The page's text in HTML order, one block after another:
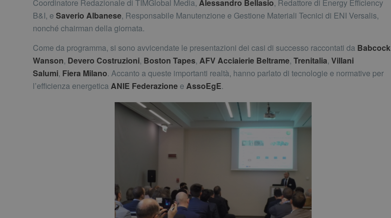
Coordinatore Redazionale di TIMGlobal Media, Alessandro Bellasio, Redattore di Energy Efficiency
B&I, e Saverio Albanese, Responsabile Manutenzione e Gestione Materiali Tecnici di ENI Versalis,
nonché chairman della giornata.
Come da programma, si sono avvicendate le presentazioni dei casi di successo raccontati da Babcock
Wanson, Devero Costruzioni, Boston Tapes, AFV Acciaierie Beltrame, Trenitalia, Villani
Salumi, Fiera Milano. Accanto a queste importanti realtà, hanno parlato di tecnologie e normative per
l’efficienza energeticaANIE Federazione e AssoEgE.